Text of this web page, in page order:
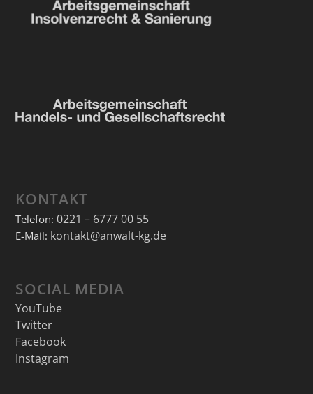
KONTAKT
Telefon: 0221 – 6777 00 55
E-Mail: kontakt@anwalt-kg.de
SOCIAL MEDIA
YouTube
Twitter
Facebook
Instagram